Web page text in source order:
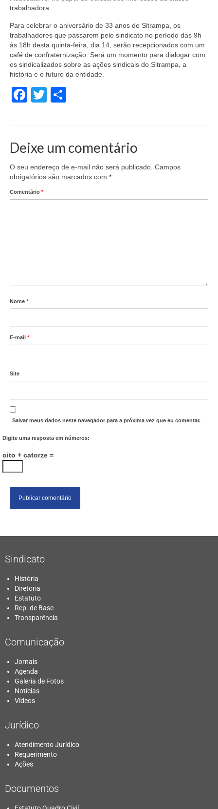
trabalhadora.
Para celebrar o aniversário de 33 anos do Sitrampa, os
trabalhadores que passarem pelo sindicato no período das 9h
às 18h desta quinta-feira, dia 14, serão recepcionados com um
café de confraternização. Será um momento para dialogar com
os sindicalizados sobre as ações sindicais do Sitrampa, a
história e o futuro da entidade.
Facebook
Twitter
Deixe um comentário
O seu endereço de e-mail não será publicado. Campos
obrigatórios são marcados com *
Comentário *
Nome *
E-mail *
Site
Salvar meus dados neste navegador para a próxima vez que eu comentar.
Digite uma resposta em números:
oito + catorze =
Sindicato
História
Diretoria
Estatuto
Rep. de Base
Transparência
Comunicação
Jornais
Agenda
Galeria de Fotos
Notícias
Vídeos
Jurídico
Atendimento Jurídico
Requerimento
Ações
Documentos